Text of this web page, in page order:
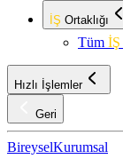
İŞ Ortaklığı
Tüm İŞ
Hızlı İşlemler
Geri
BireyselKurumsal